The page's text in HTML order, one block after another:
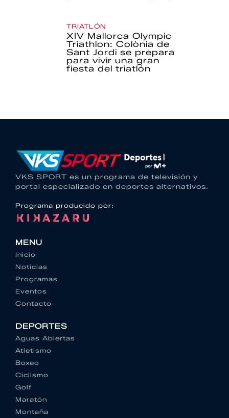
TRIATLÓN
XIV Mallorca Olympic
Triathlon: Colònia de
Sant Jordi se prepara
para vivir una gran
fiesta del triatlón
VKS SPORT es un programa de televisión y
portal especializado en deportes alternativos.
Programa producido por:
MENU
Inicio
Noticias
Programas
Eventos
Contacto
DEPORTES
Aguas Abiertas
Atletismo
Boxeo
Ciclismo
Golf
Maratón
Montaña